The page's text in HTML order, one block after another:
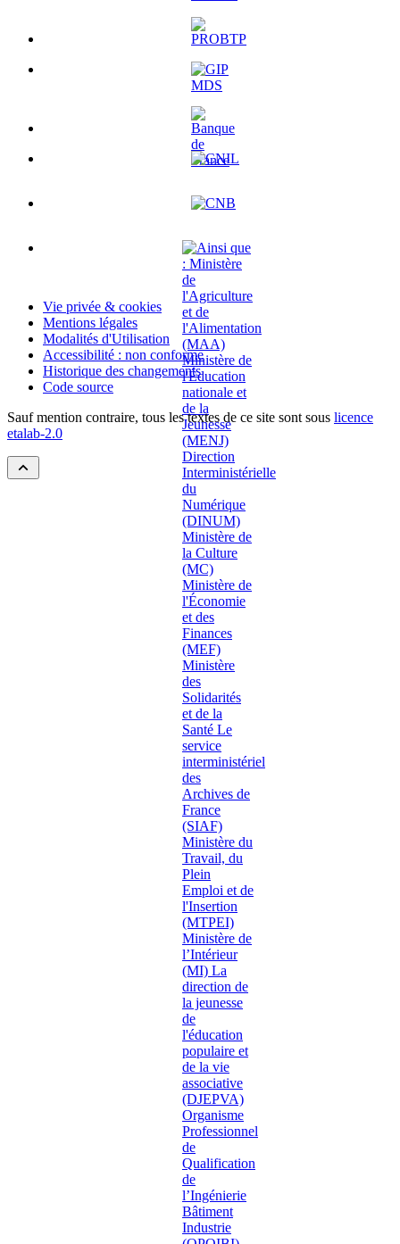
Vie privée & cookies
Mentions légales
Modalités d'Utilisation
Accessibilité : non conforme
Historique des changements
Code source
Sauf mention contraire, tous les textes de ce site sont sous licence
etalab-2.0